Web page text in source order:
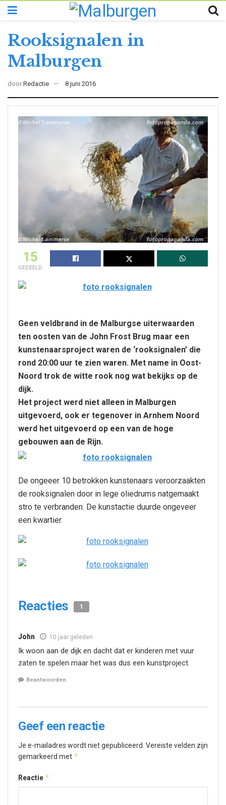
Rooksignalen in
Malburgen
door Redactie 8 juni 2016
15
GEDEELD
Geen veldbrand in de Malburgse uiterwaarden
ten oosten van de John Frost Brug maar een
kunstenaarsproject waren de ‘rooksignalen’ die
rond 20:00 uur te zien waren. Met name in Oost-
Noord trok de witte rook nog wat bekijks op de
dijk.
Het project werd niet alleen in Malburgen
uitgevoerd, ook er tegenover in Arnhem Noord
werd het uitgevoerd op een van de hoge
gebouwen aan de Rijn.
De ongeeer 10 betrokken kunstenaars veroorzaakten
de rooksignalen door in lege oliedrums natgemaakt
stro te verbranden. De kunstactie duurde ongeveer
een kwartier.
Reacties 1
John 10 jaar geleden
Ik woon aan de dijk en dacht dat er kinderen met vuur
zaten te spelen maar het was dus een kunstproject.
Beantwoorden
Geef een reactie
Je e-mailadres wordt niet gepubliceerd. Vereiste velden zijn
gemarkeerd met *
Reactie *